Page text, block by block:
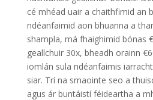
cé mhéad uair a chaithfimid an
ndéanfaimid aon bhuanna a
shampla, má fhaighimid bónas
geallchuir 30x, bheadh orainn
iomlán sula ndéanfaimis
siar. Trí na smaointe seo a
agus ár buntáistí féideartha a